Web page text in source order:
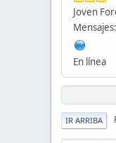
Joven
En línea
IR ARRIBA